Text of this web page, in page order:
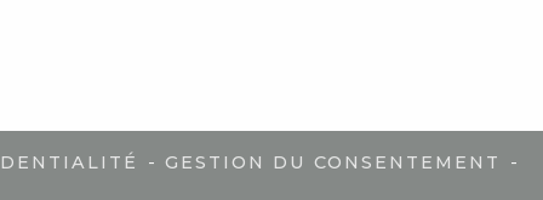
- GESTION DU CONSENTEMENT -